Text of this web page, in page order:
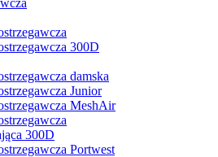
300D
damska
Junior
MeshAir
300D
Portwest